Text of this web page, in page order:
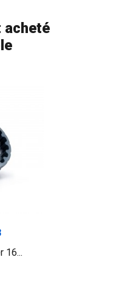
acheté
16...
base